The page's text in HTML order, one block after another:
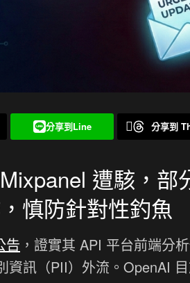
分享到Line 分享到
遭駭，部
慎防針對性釣魚
告 ，證實其 API 平台前端分
訊（PII）外流。OpenAI